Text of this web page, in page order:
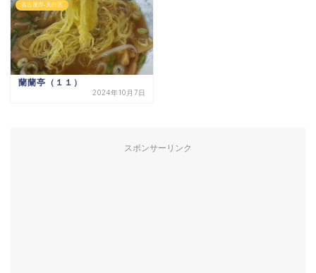
名古屋市-天白区
蘭蘭亭（１１）
2024年10月7日
スポンサーリンク